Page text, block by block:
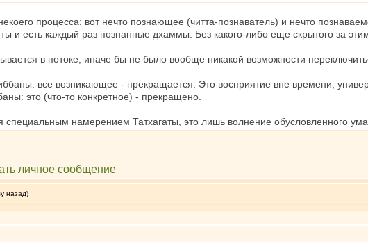
процесса: вот нечто познающее (читта-познаватель) и нечто
и есть каждый раз познанные дхаммы. Без какого-либо еще скрытого за
в потоке, иначе бы не было вообще никакой возможности
все возникающее - прекращается. Это восприятие вне времени,
это (что-то конкретное) - прекращено.
намерением Татхагаты, это лишь волнение обусловленного
назад)